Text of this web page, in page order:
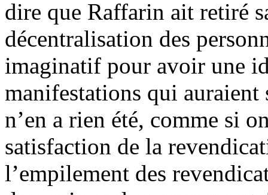
dire que Raffarin ait retiré
décentralisation des
imaginatif pour avoir une
manifestations qui
n’en a rien été, comme si
satisfaction de la
l’empilement des